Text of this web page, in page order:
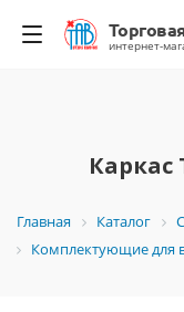
Главная Каталог
Комплектующие для